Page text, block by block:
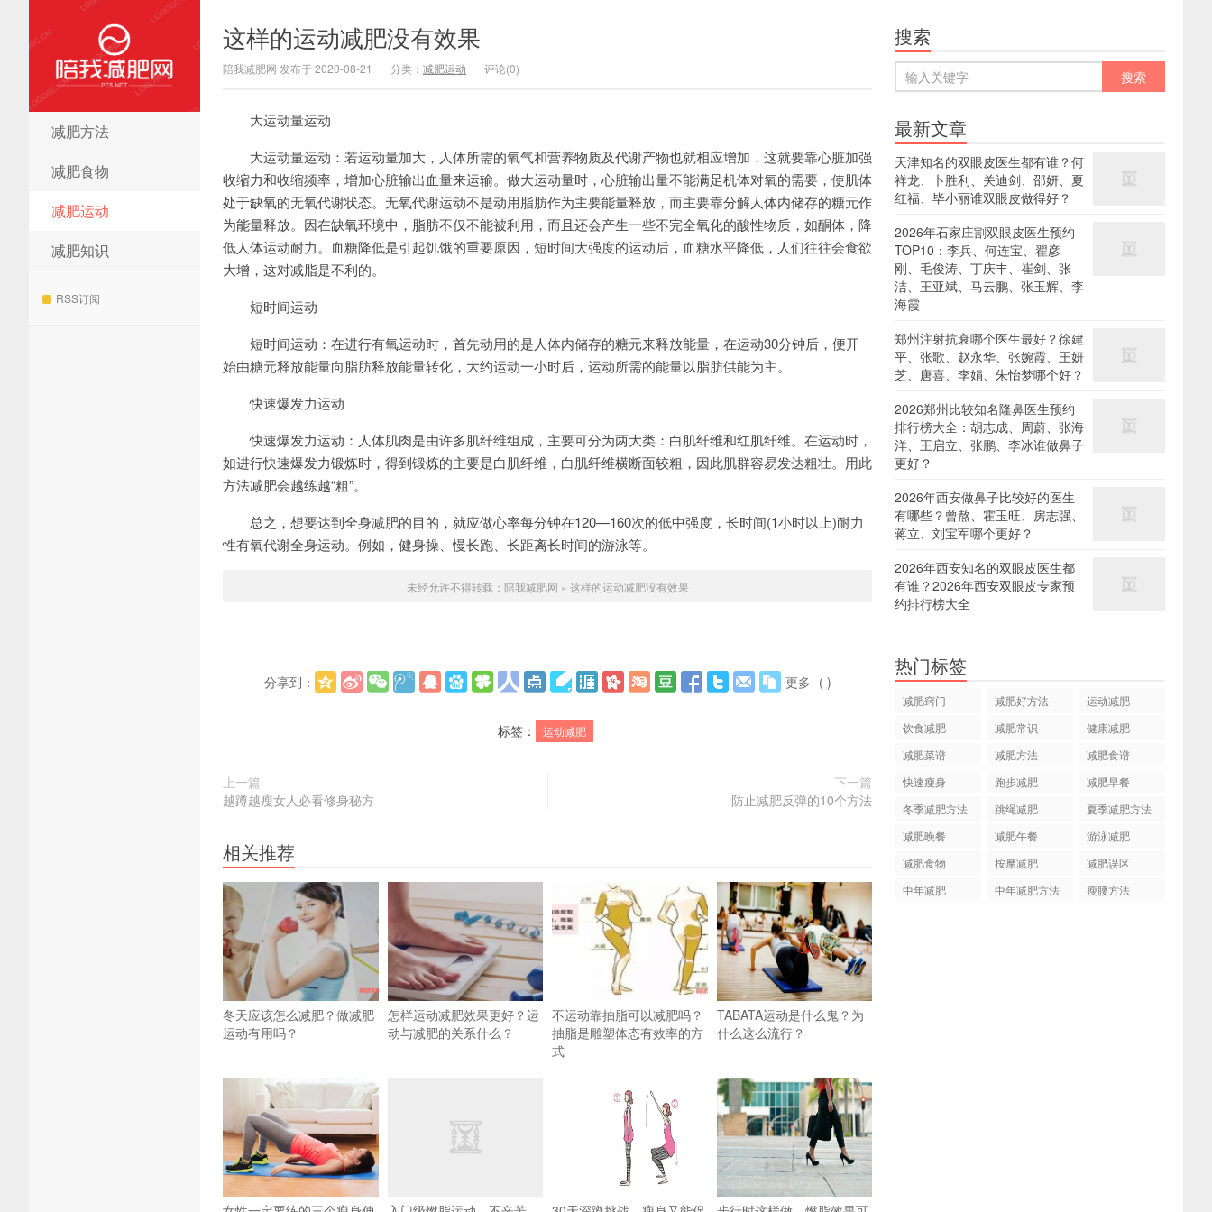
陪我减肥网
减肥方法
减肥食物
减肥运动
减肥知识
RSS订阅
这样的运动减肥没有效果
陪我减肥网 发布于 2020-08-21 分类： 减肥运动 评论(0)
大运动量运动
大运动量运动：若运动量加大，人体所需的氧气和营养物质及代谢产物也就相应增加，这就要靠心脏加强
收缩力和收缩频率，增加心脏输出血量来运输。做大运动量时，心脏输出量不能满足机体对氧的需要，使肌体
处于缺氧的无氧代谢状态。无氧代谢运动不是动用脂肪作为主要能量释放，而主要靠分解人体内储存的糖元作
为能量释放。因在缺氧环境中，脂肪不仅不能被利用，而且还会产生一些不完全氧化的酸性物质，如酮体，降
低人体运动耐力。血糖降低是引起饥饿的重要原因，短时间大强度的运动后，血糖水平降低，人们往往会食欲
大增，这对减脂是不利的。
短时间运动
短时间运动：在进行有氧运动时，首先动用的是人体内储存的糖元来释放能量，在运动30分钟后，便开
始由糖元释放能量向脂肪释放能量转化，大约运动一小时后，运动所需的能量以脂肪供能为主。
快速爆发力运动
快速爆发力运动：人体肌肉是由许多肌纤维组成，主要可分为两大类：白肌纤维和红肌纤维。在运动时，
如进行快速爆发力锻炼时，得到锻炼的主要是白肌纤维，白肌纤维横断面较粗，因此肌群容易发达粗壮。用此
方法减肥会越练越“粗”。
总之，想要达到全身减肥的目的，就应做心率每分钟在120—160次的低中强度，长时间(1小时以上)耐力
性有氧代谢全身运动。例如，健身操、慢长跑、长距离长时间的游泳等。
未经允许不得转载： 陪我减肥网 » 这样的运动减肥没有效果
分享到： 更多 ( )
标签： 运动减肥
上一篇
越蹲越瘦女人必看修身秘方
下一篇
防止减肥反弹的10个方法
相关推荐
冬天应该怎么减肥？做减肥
运动有用吗？
怎样运动减肥效果更好？运
动与减肥的关系什么？
不运动靠抽脂可以减肥吗？
抽脂是雕塑体态有效率的方
式
TABATA运动是什么鬼？为
什么这么流行？
搜索
最新文章
天津知名的双眼皮医生都有谁？何
祥龙、卜胜利、关迪剑、邵妍、夏
红福、毕小丽谁双眼皮做得好？
2026年石家庄割双眼皮医生预约
TOP10：李兵、何连宝、翟彦
刚、毛俊涛、丁庆丰、崔剑、张
洁、王亚斌、马云鹏、张玉辉、李
海霞
郑州注射抗衰哪个医生最好？徐建
平、张歌、赵永华、张婉霞、王妍
芝、唐喜、李娟、朱怡梦哪个好？
2026郑州比较知名隆鼻医生预约
排行榜大全：胡志成、周蔚、张海
洋、王启立、张鹏、李冰谁做鼻子
更好？
2026年西安做鼻子比较好的医生
有哪些？曾熬、霍玉旺、房志强、
蒋立、刘宝军哪个更好？
2026年西安知名的双眼皮医生都
有谁？2026年西安双眼皮专家预
约排行榜大全
热门标签
减肥窍门 减肥好方法
运动减肥
饮食减肥
减肥常识
健康减肥
减肥菜谱
减肥方法
减肥食谱
快速瘦身
跑步减肥
减肥早餐
冬季减肥方法
跳绳减肥
夏季减肥方法
减肥晚餐
减肥午餐
游泳减肥
减肥食物
按摩减肥
减肥误区
中年减肥
中年减肥方法 瘦腰方法